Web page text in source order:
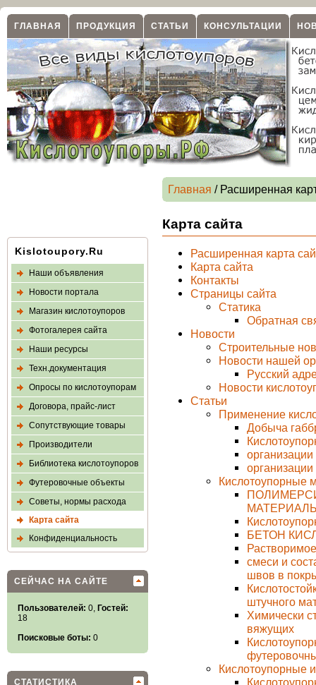
ГЛАВНАЯ ПРОДУКЦИЯ СТАТЬИ КОНСУЛЬТАЦИИ
Kislotoupory.Ru
Наши объявления
Новости портала
Магазин кислотоупоров
Фотогалерея сайта
Наши ресурсы
Техн.документация
Опросы по кислотоупорам
Договора, прайс-лист
Сопутствующие товары
Производители
Библиотека кислотоупоров
Футеровочные объекты
Советы, нормы расхода
Карта сайта
Конфиденциальность
СЕЙЧАС НА САЙТЕ
Пользователей: 0, Гостей:
18
Поисковые боты: 0
СТАТИСТИКА
Главная / Расширенная
Карта сайта
Расширенная карта
Карта сайта
Контакты
Страницы сайта
Статика
Обратная
Новости
Строительные
Новости нашей
Русский
Новости
Статьи
Применение
Добыча
Кислотоупорные
БЕТОН
смеси и
швов в
штучного
Химически
вяжущих
Кислотоупорные